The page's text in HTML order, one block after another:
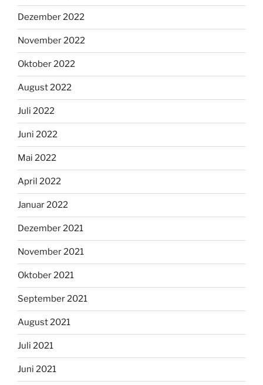
Dezember 2022
November 2022
Oktober 2022
August 2022
Juli 2022
Juni 2022
Mai 2022
April 2022
Januar 2022
Dezember 2021
November 2021
Oktober 2021
September 2021
August 2021
Juli 2021
Juni 2021